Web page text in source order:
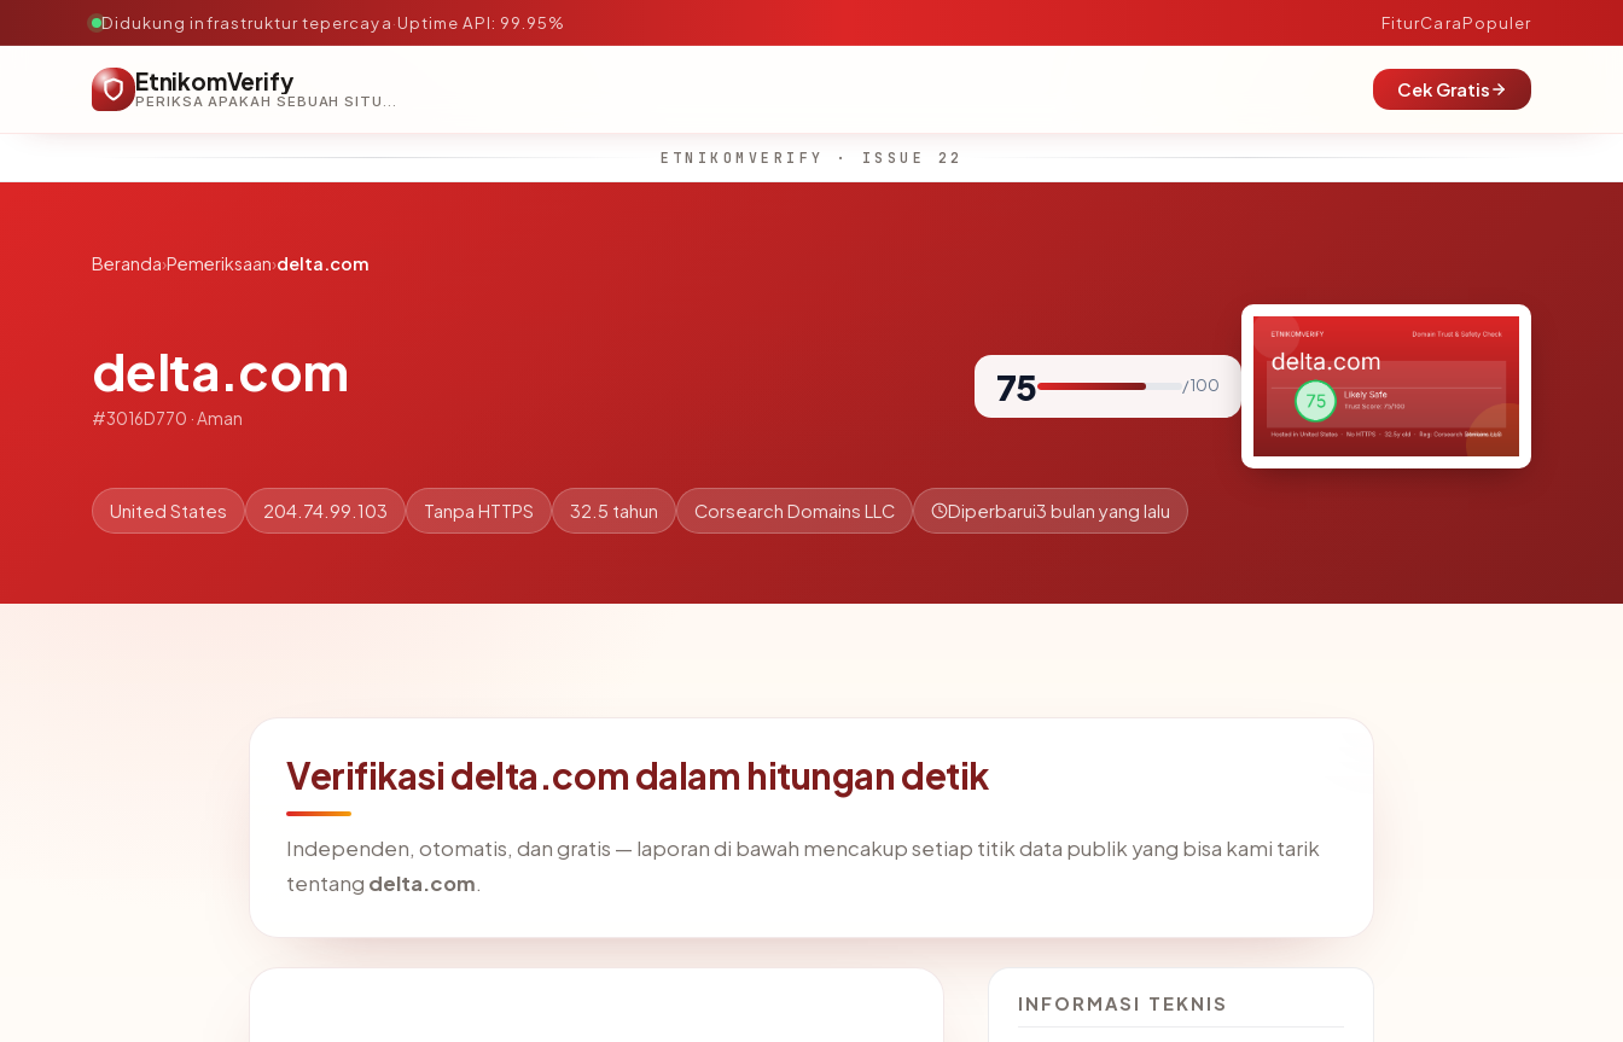
Didukung infrastruktur tepercaya·Uptime API: 99.95% FiturCaraPopuler
EtnikomVerify
PERIKSA APAKAH SEBUAH SITUS AMAN, TEPERCAYA, DAN TERVERIFIKASI DALAM HITUNGAN DETIK.
Cek Gratis
ETNIKOMVERIFY · ISSUE 22
Beranda›Pemeriksaan›delta.com
delta.com
#3016D770 · Aman
75 / 100
United States 204.74.99.103 Tanpa HTTPS 32.5 tahun Corsearch Domains LLC Diperbarui3 bulan yang lalu
Verifikasi delta.com dalam hitungan detik
Independen, otomatis, dan gratis — laporan di bawah mencakup setiap titik data publik yang bisa kami tarik
tentang delta.com.
INFORMASI TEKNIS